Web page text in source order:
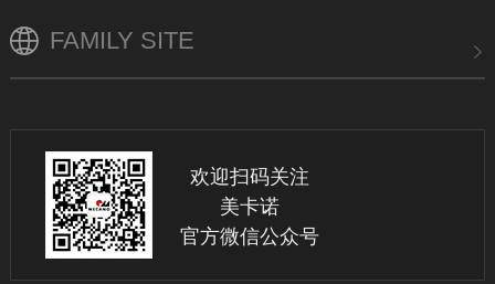
FAMILY SITE
欢迎扫码关注
美卡诺
官方微信公众号